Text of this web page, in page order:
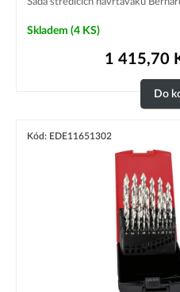
Skladem (4 KS)
1 415,70
Do
Kód: EDE11651302